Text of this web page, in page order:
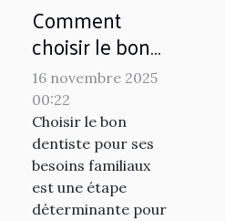
Comment
choisir le bon
dentiste pour
vos besoins
familiaux ?
16 novembre 2025
00:22
Choisir le bon
dentiste pour ses
besoins familiaux
est une étape
déterminante pour